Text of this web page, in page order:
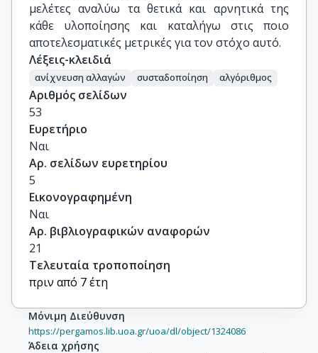
μελέτες αναλύω τα θετικά και αρνητικά της
κάθε υλοποίησης και καταλήγω στις ποιο
αποτελεσματικές μετρικές για τον στόχο αυτό.
Λέξεις-κλειδιά
ανίχνευση αλλαγών συσταδοποίηση αλγόριθμος
Αριθμός σελίδων
53
Ευρετήριο
Ναι
Αρ. σελίδων ευρετηρίου
5
Εικονογραφημένη
Ναι
Αρ. βιβλιογραφικών αναφορών
21
Τελευταία τροποποίηση
πριν από 7 έτη
Μόνιμη Διεύθυνση
https://pergamos.lib.uoa.gr/uoa/dl/object/1324086
Άδεια χρήσης